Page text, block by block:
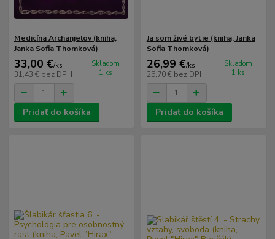
Medicína Archanjelov (kniha,
Janka Sofia Thomková)
33,00 €/ks
31,43 € bez DPH
Skladom
1 ks
Pridať do košíka
Ja som živé bytie (kniha, Janka
Sofia Thomková)
26,99 €/ks
25,70 € bez DPH
Skladom
1 ks
Pridať do košíka